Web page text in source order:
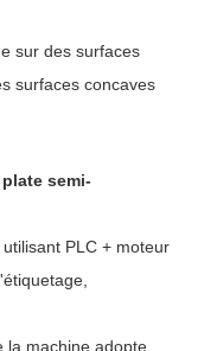
sur des surfaces
surfaces concaves
semi-
PLC + moteur
la machine adopte